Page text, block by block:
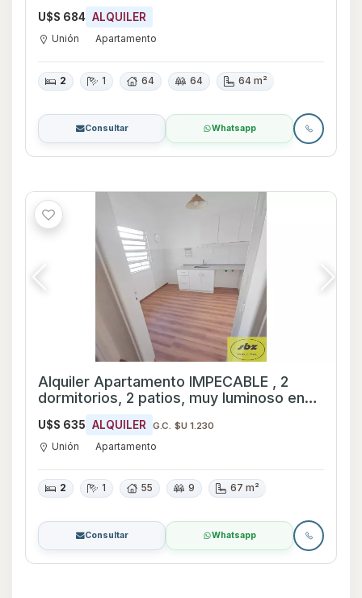
U$S 684 ALQUILER
Unión Apartamento
2 1 64 64 64 m²
Consultar Whatsapp
Alquiler Apartamento IMPECABLE , 2
dormitorios, 2 patios, muy luminoso en
U$S 635 ALQUILER G.C. $U 1.230
Unión Apartamento
2 1 55 9 67 m²
Consultar Whatsapp